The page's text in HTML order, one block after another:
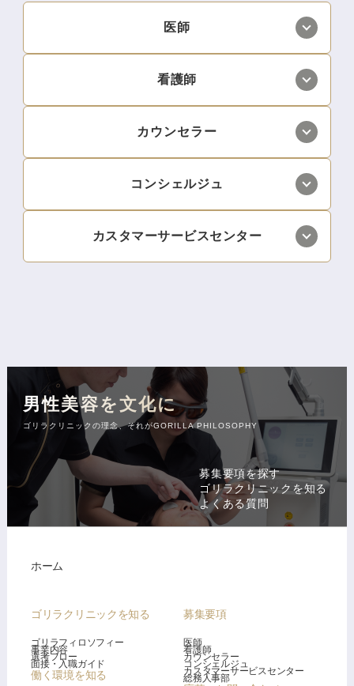
医師
看護師
カウンセラー
コンシェルジュ
カスタマーサービスセンター
男性美容を文化に
ゴリラクリニックの理念、それがGORILLA PHILOSOPHY
募集要項を探す
ゴリラクリニックを知る
よくある質問
ホーム
ゴリラクリニックを知る
ゴリラフィロソフィー
事業内容
選考フロー
面接・入職ガイド
働く環境を知る
募集要項
医師
看護師
カウンセラー
コンシェルジュ
カスタマーサービスセンター
総務人事部